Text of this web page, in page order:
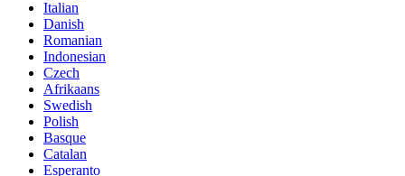
Italian
Danish
Romanian
Indonesian
Czech
Afrikaans
Swedish
Polish
Basque
Catalan
Esperanto